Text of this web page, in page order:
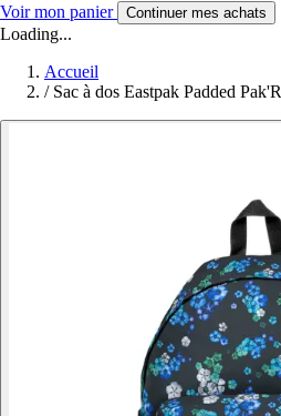
Voir mon panier Continuer mes achats
Loading...
Accueil
/ Sac à dos Eastpak Padded Pak'R